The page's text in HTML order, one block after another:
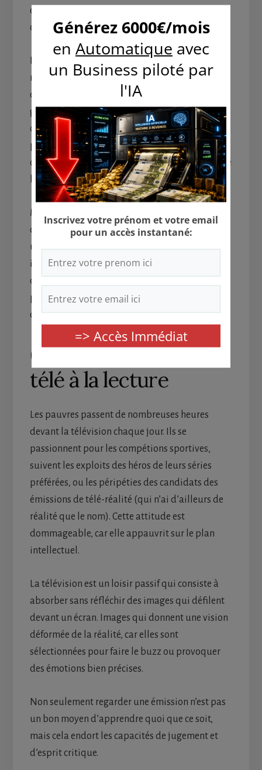
constatent que rien n’a changé et se demandent
où a bien pu passer out cet argent.
La raison de leur échec est simple. Le problème
n’est pas tant la quantité d’argent dont vous
disposez chaque mois que votre façon de le
gérer. Si vous êtes en difficulté, c’est que votre
organisation financière est
problématique. Gagner plus ne changera rien à
cet état de fait. Cela revient à vouloir remplir une
bouteille percée en y versant davantage d’eau.
Mettez plutôt vos finances à plat pour
comprendre où partent vos revenus et retrouver
une gestion saine. Travailler plus ne doit
idéalement être qu’un moyen temporaire
d’épargner davantage d’argent pour réaliser un
projet précis, pas un palliatif au manque de
discipline économique.
6- Vous préférez la
télé à la lecture
Les pauvres passent de nombreuses heures
devant la télévision chaque jour. Ils se
passionnent pour les compétions sportives,
suivent les exploits des héros de leurs séries
préférées, ou les péripéties des candidats des
émissions de télé-réalité (qui n’ai d’ailleurs de
réalité que le nom). Cette attitude est
dommageable, car elle appauvrit sur le plan
intellectuel.
La télévision est un loisir passif qui consiste à
absorber sans réfléchir des images qui défilent
devant un écran. Images qui donnent une vision
déformée de la réalité, car elles sont
sélectionnées pour faire le buzz ou provoquer
des émotions bien précises.
Non seulement regarder une émission n’est pas
un bon moyen d’apprendre quoi que ce soit,
mais cela endort les capacités de jugement et
d’esprit critique.